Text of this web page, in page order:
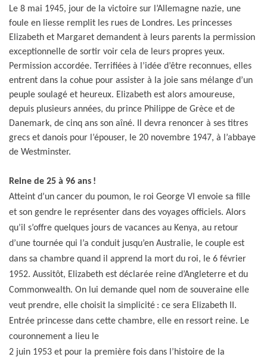
Le 8 mai 1945, jour de la victoire sur l’Allemagne nazie, une
foule en liesse remplit les rues de Londres. Les princesses
Elizabeth et Margaret demandent à leurs parents la permission
exceptionnelle de sortir voir cela de leurs propres yeux.
Permission accordée. Terrifiées à l’idée d’être reconnues, elles
entrent dans la cohue pour assister à la joie sans mélange d’un
peuple soulagé et heureux. Elizabeth est alors amoureuse,
depuis plusieurs années, du prince Philippe de Grèce et de
Danemark, de cinq ans son aîné. Il devra renoncer à ses titres
grecs et danois pour l’épouser, le 20 novembre 1947, à l’abbaye
de Westminster.
Reine de 25 à 96 ans !
Atteint d’un cancer du poumon, le roi George VI envoie sa fille
et son gendre le représenter dans des voyages officiels. Alors
qu’il s’offre quelques jours de vacances au Kenya, au retour
d’une tournée qui l’a conduit jusqu’en Australie, le couple est
dans sa chambre quand il apprend la mort du roi, le 6 février
1952. Aussitôt, Elizabeth est déclarée reine d’Angleterre et du
Commonwealth. On lui demande quel nom de souveraine elle
veut prendre, elle choisit la simplicité : ce sera Elizabeth II.
Entrée princesse dans cette chambre, elle en ressort reine. Le
couronnement a lieu le
2 juin 1953 et pour la première fois dans l’histoire de la